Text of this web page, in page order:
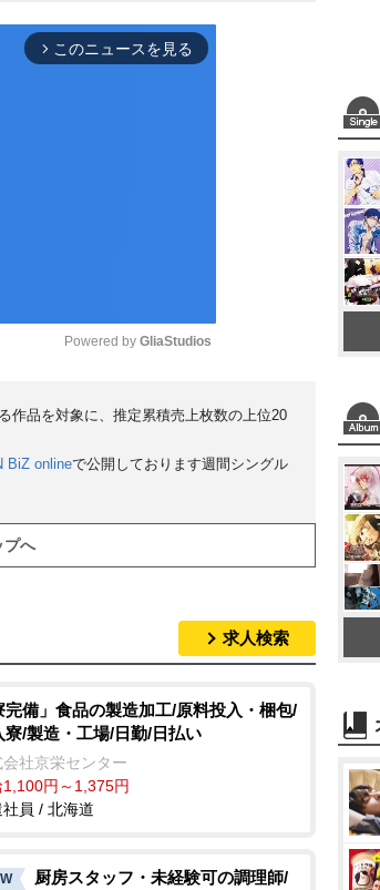
arrow_forward_ios このニュースを見る
M
t
Powered by GliaStudios
作品を対象に、推定累積売上枚数の上位20
BiZ onlineで公開しております週間シングル
プへ
求人検索
完備」食品の製造加工/原料投入・梱包/
寮/製造・工場/日勤/日払い
社京栄センター
1,100円～1,375円
員 / 北海道
厨房スタッフ・未経験可の調理師/